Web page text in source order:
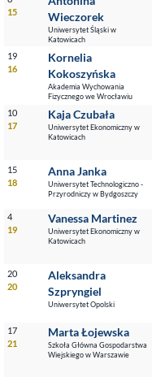
15
Wieczorek
Uniwersytet Śląski w
Katowicach
19
16
Kornelia
Kokoszyńska
Akademia Wychowania
Fizycznego we Wrocławiu
10
17
Kaja Czubała
Uniwersytet Ekonomiczny w
Katowicach
15
18
Anna Janka
Uniwersytet Technologiczno -
Przyrodniczy w Bydgoszczy
4
19
Vanessa Martinez
Uniwersytet Ekonomiczny w
Katowicach
20
20
Aleksandra
Szpryngiel
Uniwersytet Opolski
17
21
Marta Łojewska
Szkoła Główna Gospodarstwa
Wiejskiego w Warszawie